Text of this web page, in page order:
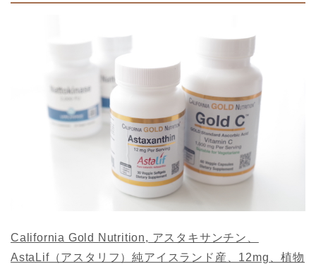
California Gold Nutrition, アスタキサンチン、
AstaLif（アスタリフ）純アイスランド産、12mg、植物